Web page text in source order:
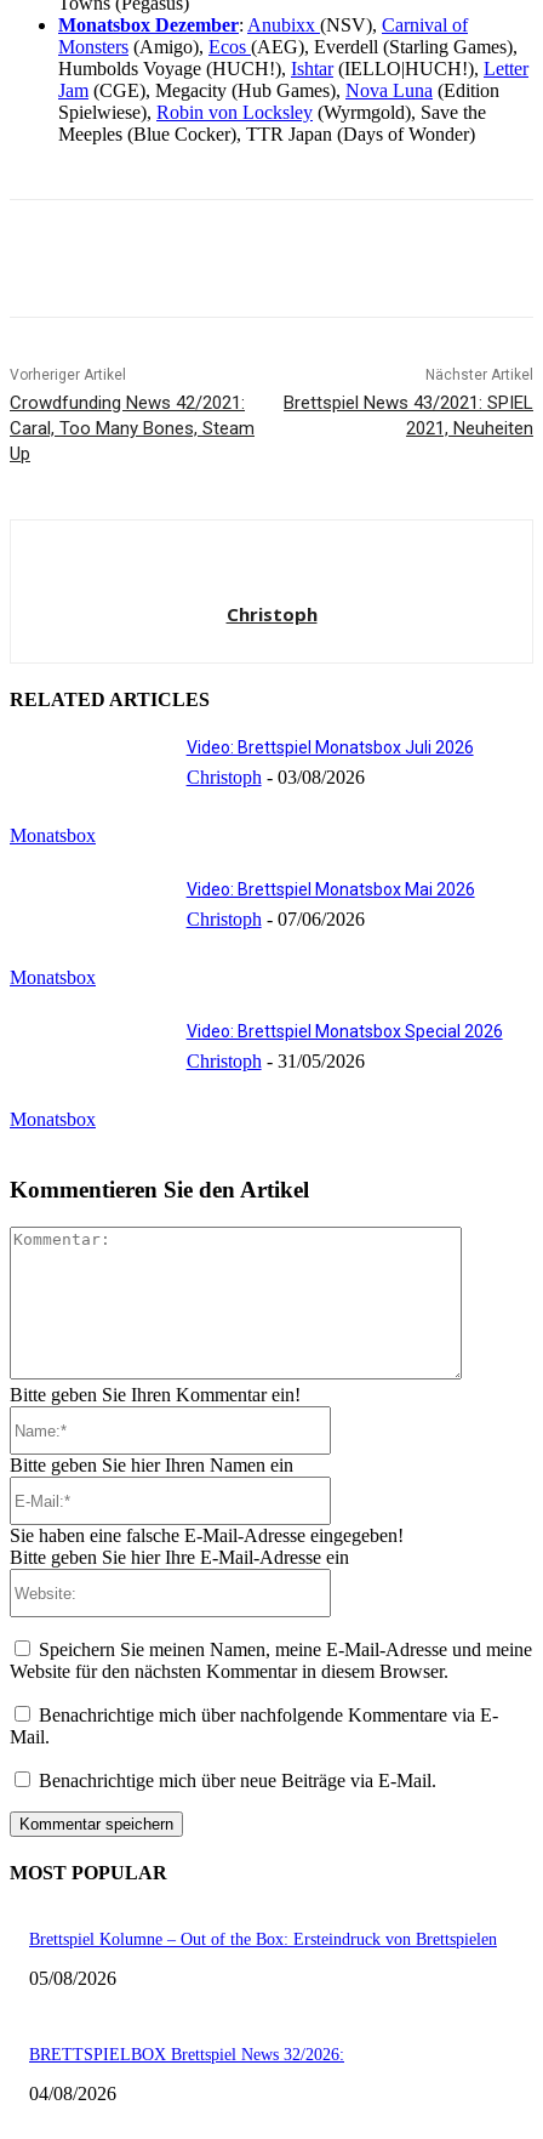
Monatsbox Dezember: Anubixx (NSV), Carnival of
Monsters (Amigo), Ecos (AEG), Everdell (Starling Games),
Humbolds Voyage (HUCH!), Ishtar(IELLO|HUCH!), Letter
Jam (CGE), Megacity (Hub Games), Nova Luna (Edition
Spielwiese), Robin von Locksley (Wyrmgold), Save the
Meeples (Blue Cocker), TTR Japan (Days of Wonder)
Vorheriger Artikel
Crowdfunding News 42/2021:
Caral, Too Many Bones, Steam
Up
Nächster Artikel
Brettspiel News 43/2021: SPIEL
2021, Neuheiten
Christoph
RELATED ARTICLES
Monatsbox
Video: Brettspiel Monatsbox Juli 2026
Christoph - 03/08/2026
Monatsbox
Video: Brettspiel Monatsbox Mai 2026
Christoph - 07/06/2026
Monatsbox
Video: Brettspiel Monatsbox Special 2026
Christoph - 31/05/2026
Kommentieren Sie den Artikel
Bitte geben Sie Ihren Kommentar ein!
Bitte geben Sie hier Ihren Namen ein
Sie haben eine falsche E-Mail-Adresse eingegeben!
Bitte geben Sie hier Ihre E-Mail-Adresse ein
Speichern Sie meinen Namen, meine E-Mail-Adresse und meine
Website für den nächsten Kommentar in diesem Browser.
Benachrichtige mich über nachfolgende Kommentare via E-
Mail.
Benachrichtige mich über neue Beiträge via E-Mail.
MOST POPULAR
Brettspiel Kolumne – Out of the Box: Ersteindruck von Brettspielen
05/08/2026
BRETTSPIELBOX Brettspiel News 32/2026:
04/08/2026